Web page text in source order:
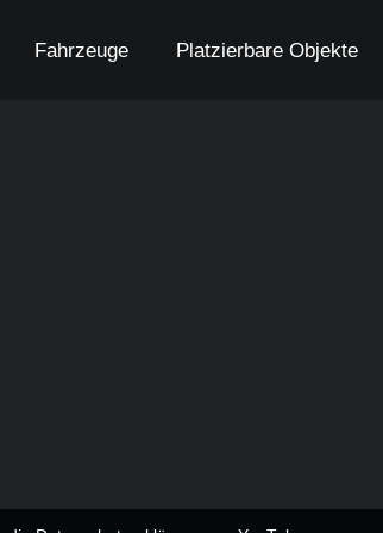
Fahrzeuge Platzierbare Objekte